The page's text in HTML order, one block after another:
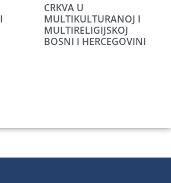
CRKVA U
MULTIKULTURANOJ I
MULTIRELIGIJSKOJ
BOSNI I HERCEGOVINI